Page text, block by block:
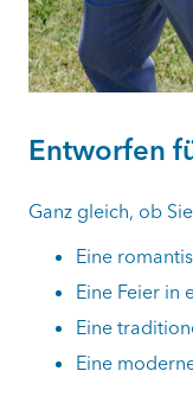
Entworfen
Ganz gleich, ob
Eine
Eine Feier in
Eine
Eine